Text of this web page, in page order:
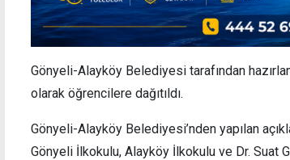
Gönyeli-Alayköy Belediyesi tarafından
olarak öğrencilere dağıtıldı.
Gönyeli-Alayköy Belediyesi’nden yapılan
Gönyeli İlkokulu, Alayköy İlkokulu ve Dr. Suat